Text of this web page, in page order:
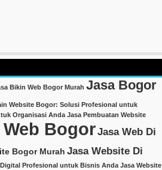
Bikin Web Bogor Murah Jasa Bogor
Website Bogor: Solusi Profesional untuk
Organisasi Anda Jasa Pembuatan Website
BogorJasa Web Di
Bogor Murah Jasa Website Di
Profesional untuk Bisnis Anda Jasa Website